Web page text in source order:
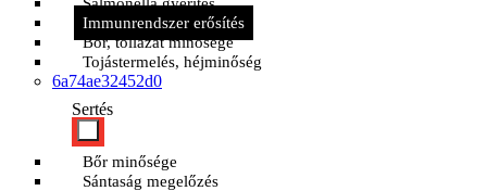
Immunrendszer erősítés
Bőr, tollazat minősége
Tojástermelés, héjminőség
6a74ae32452d0
Sertés
Bőr minősége
Sántaság megelőzés